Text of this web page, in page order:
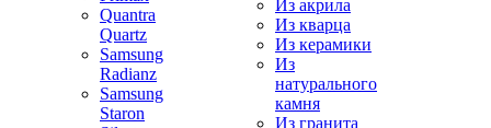
Quantra
Quartz
Samsung
Radianz
Samsung
Staron
Из акрила
Из кварца
Из керамики
Из
натурального
камня
Из гранита